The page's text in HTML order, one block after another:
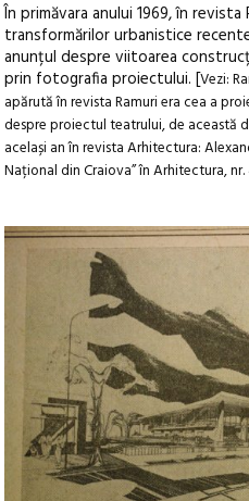
În primăvara anului 1969, în
transformărilor urbanistice
anunțul despre viitoarea
prin fotografia proiectului. [Vezi:
apărută în revista Ramuri era cea a
despre proiectul teatrului, de această
același an în revista Arhitectura:
Național din Craiova” în Arhitectura, nr.